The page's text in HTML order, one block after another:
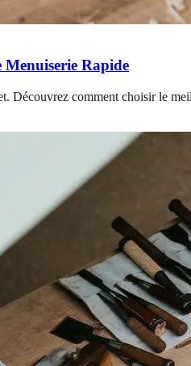
Rapide
Découvrez comment choisir le